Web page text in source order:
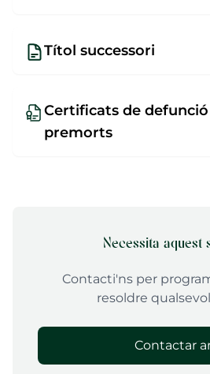
Títol successori
Certificats de
premorts
Necessita aquest
Contacti'ns per
resoldre
Contactar